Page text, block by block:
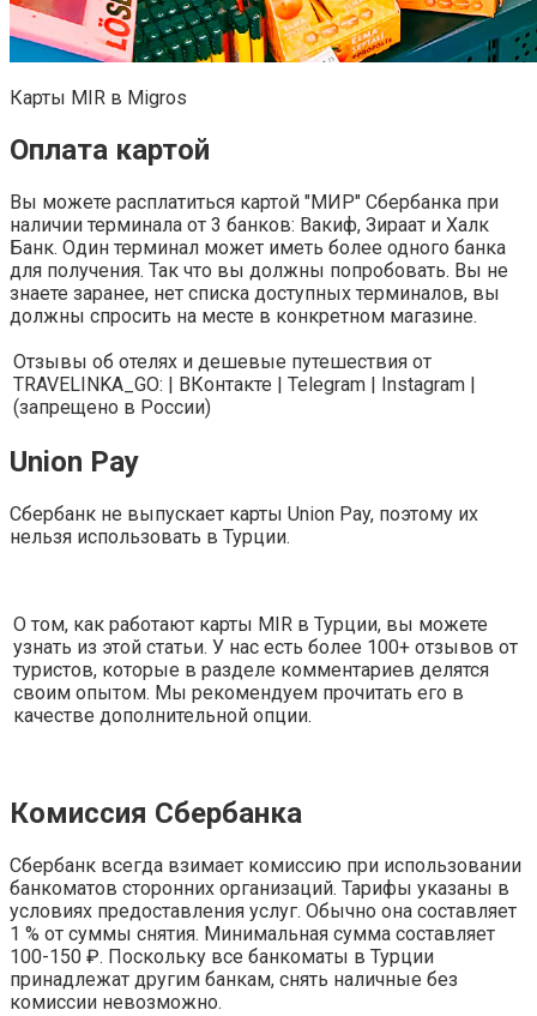
Карты MIR в Migros
Оплата картой
Вы можете расплатиться картой "МИР" Сбербанка при
наличии терминала от 3 банков: Вакиф, Зираат и Халк
Банк. Один терминал может иметь более одного банка
для получения. Так что вы должны попробовать. Вы не
знаете заранее, нет списка доступных терминалов, вы
должны спросить на месте в конкретном магазине.
Отзывы об отелях и дешевые путешествия от
TRAVELINKA_GO: | ВКонтакте | Telegram | Instagram |
(запрещено в России)
Union Pay
Сбербанк не выпускает карты Union Pay, поэтому их
нельзя использовать в Турции.
О том, как работают карты MIR в Турции, вы можете
узнать из этой статьи. У нас есть более 100+ отзывов от
туристов, которые в разделе комментариев делятся
своим опытом. Мы рекомендуем прочитать его в
качестве дополнительной опции.
Комиссия Сбербанка
Сбербанк всегда взимает комиссию при использовании
банкоматов сторонних организаций. Тарифы указаны в
условиях предоставления услуг. Обычно она составляет
1 % от суммы снятия. Минимальная сумма составляет
100-150 ₽. Поскольку все банкоматы в Турции
принадлежат другим банкам, снять наличные без
комиссии невозможно.